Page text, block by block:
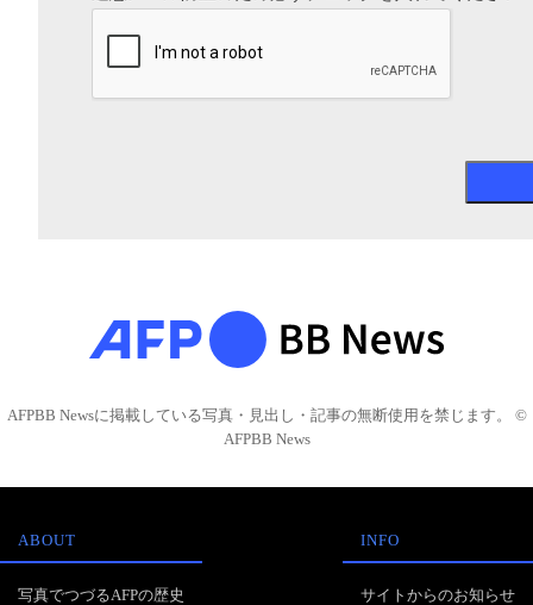
AFPBB Newsに掲載している写真・見出し・記事の無断使用を禁じます。 ©
AFPBB News
ABOUT
写真でつづるAFPの歴史
INFO
サイトからのお知らせ